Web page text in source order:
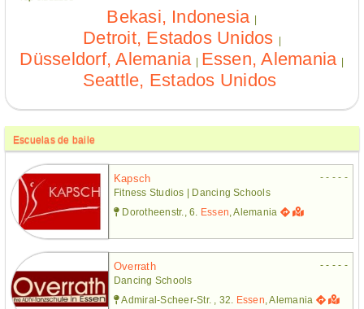
Bekasi, Indonesia |
Detroit, Estados Unidos |
Düsseldorf, Alemania | Essen, Alemania |
Seattle, Estados Unidos
Escuelas de baile
Kapsch
- - - - -
Fitness Studios | Dancing Schools
Dorotheenstr., 6. Essen , Alemania
Overrath
- - - - -
Dancing Schools
Admiral-Scheer-Str. , 32. Essen , Alemania